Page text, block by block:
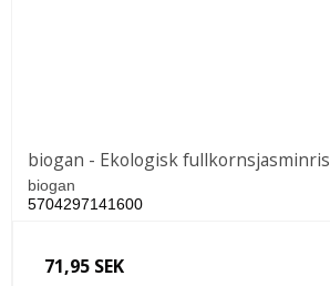
biogan - Ekologisk fullkornsjasminris
biogan
5704297141600
71,95 SEK